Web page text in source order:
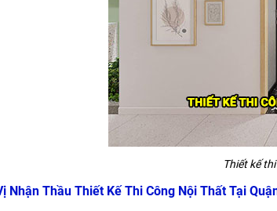
Thiết kế
Nhận Thầu Thiết Kế Thi Công Nội Thất Tại